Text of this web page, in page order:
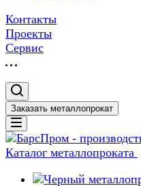
Контакты
Проекты
Сервис
Заказать металлопрокат
Каталог металлопроката